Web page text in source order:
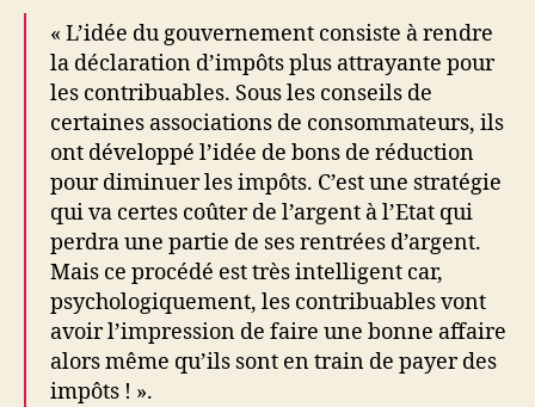
« L’idée du gouvernement consiste à rendre
la déclaration d’impôts plus attrayante pour
les contribuables. Sous les conseils de
certaines associations de consommateurs, ils
ont développé l’idée de bons de réduction
pour diminuer les impôts. C’est une stratégie
qui va certes coûter de l’argent à l’Etat qui
perdra une partie de ses rentrées d’argent.
Mais ce procédé est très intelligent car,
psychologiquement, les contribuables vont
avoir l’impression de faire une bonne affaire
alors même qu’ils sont en train de payer des
impôts ! ».